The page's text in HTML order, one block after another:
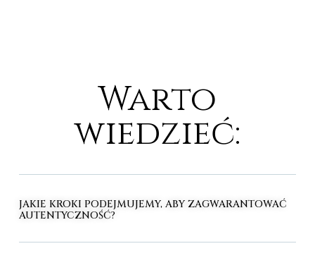
Warto
wiedzieć:
JAKIE KROKI PODEJMUJEMY, ABY ZAGWARANTOWAĆ
AUTENTYCZNOŚĆ?